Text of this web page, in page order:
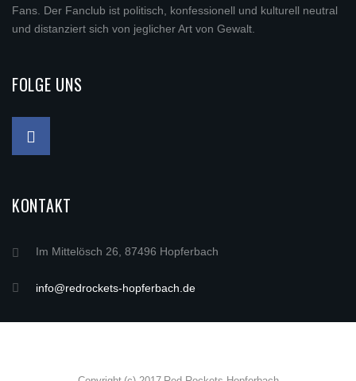
Fans. Der Fanclub ist politisch, konfessionell und kulturell neutral
und distanziert sich von jeglicher Art von Gewalt.
FOLGE UNS
KONTAKT
Im Mittelösch 26, 87496 Hopferbach
info@redrockets-hopferbach.de